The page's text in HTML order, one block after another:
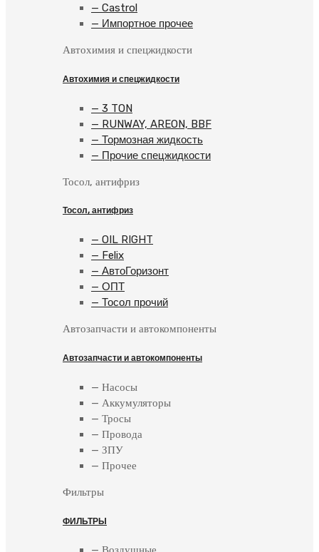
— Castrol
— Импортное прочее
Автохимия и спецжидкости
Автохимия и спецжидкости
— 3 TON
— RUNWAY, AREON, BBF
— Тормозная жидкость
— Прочие спецжидкости
Тосол, антифриз
Тосол, антифриз
— OIL RIGHT
— Felix
— АвтоГоризонт
— ОПТ
— Тосол прочий
Автозапчасти и автокомпоненты
Автозапчасти и автокомпоненты
— Насосы
— Аккумуляторы
— Тросы
— Провода
— ЗПУ
— Прочее
Фильтры
ФИЛЬТРЫ